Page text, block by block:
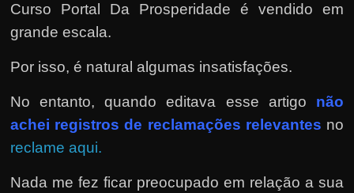
Curso Portal Da Prosperidade é vendido em
grande escala.
Por isso, é natural algumas insatisfações.
No entanto, quando editava esse artigo não
achei registros de reclamações relevantes no
reclame aqui.
Nada me fez ficar preocupado em relação a sua